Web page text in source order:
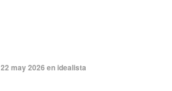
22 may 2026 en idealista